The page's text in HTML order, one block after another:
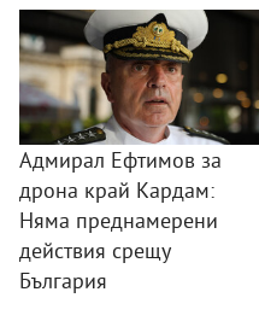
Адмирал Ефтимов за
дрона край Кардам:
Няма преднамерени
действия срещу
България